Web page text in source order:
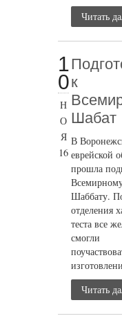
Читать
1
0
Н
О
Я
16
к
Шабат
В
еврейской
прошла
Шаббату.
отделения
теста все
смогли
Читать